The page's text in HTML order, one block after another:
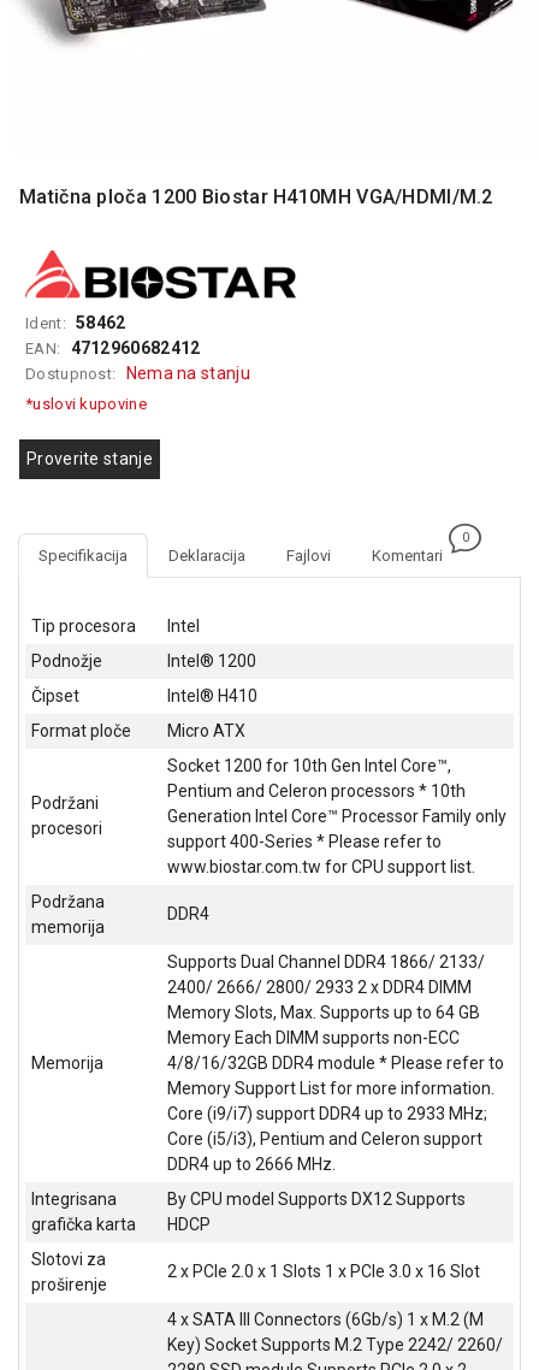
APARATI
KOMPONENTE
PERIFERIJE
EELEKTRO
ZAŠTITA
SISTEMI
FOTOKOPIRI
FOTOAPARATI
I KAMERE
NADZOR I
SOFTWARE
KANCELARIJSKI
ŠKOLSKI
PRIBOR
BICIKLE
Matična ploča 1200 Biostar H410MH VGA/HDMI/M.2
Ident: 58462
EAN: 4712960682412
Dostupnost: Nema na stanju
*uslovi kupovine
Proverite stanje
Specifikacija Deklaracija Fajlovi Komentari
0
Tip procesora
Intel
Podnožje
Intel® 1200
Čipset
Intel® H410
Format ploče
Micro ATX
Podržani
procesori
Socket 1200 for 10th Gen Intel Core™,
Pentium and Celeron processors * 10th
Generation Intel Core™ Processor Family only
support 400-Series * Please refer to
www.biostar.com.tw for CPU support list.
Podržana
memorija
DDR4
Memorija
Supports Dual Channel DDR4 1866/ 2133/
2400/ 2666/ 2800/ 2933 2 x DDR4 DIMM
Memory Slots, Max. Supports up to 64 GB
Memory Each DIMM supports non-ECC
4/8/16/32GB DDR4 module * Please refer to
Memory Support List for more information.
Core (i9/i7) support DDR4 up to 2933 MHz;
Core (i5/i3), Pentium and Celeron support
DDR4 up to 2666 MHz.
Integrisana
grafička karta
By CPU model Supports DX12 Supports
HDCP
Slotovi za
proširenje
2 x PCIe 2.0 x 1 Slots 1 x PCIe 3.0 x 16 Slot
4 x SATA III Connectors (6Gb/s) 1 x M.2 (M
Key) Socket Supports M.2 Type 2242/ 2260/